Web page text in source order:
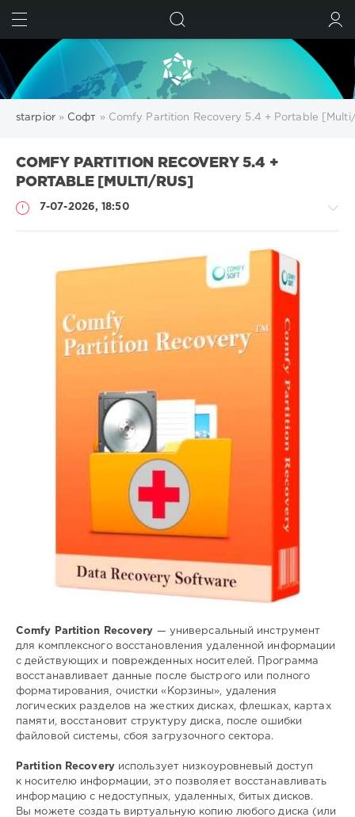
starpior» Софт » Comfy Partition Recovery 5.4 + Portable
COMFY PARTITION RECOVERY 5.4 +
PORTABLE [MULTI/RUS]
7-07-2026, 18:50
SamDel
,
информации
Comfy Partition Recovery — универсальный инструмент
для комплексного восстановления удаленной информации
с действующих и поврежденных носителей. Программа
восстанавливает данные после быстрого или полного
форматирования, очистки «Корзины», удаления
логических разделов на жестких дисках, флешках, картах
памяти, восстановит структуру диска, после ошибки
файловой системы, сбоя загрузочного сектора.
Partition Recoveryиспользует низкоуровневый доступ
к носителю информации, это позволяет восстанавливать
информацию с недоступных, удаленных, битых дисков.
Вы можете создать виртуальную копию любого диска (или